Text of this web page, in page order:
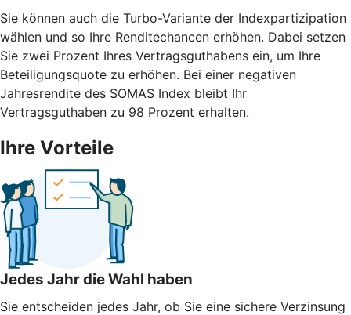
Sie können auch die Turbo-Variante der Indexpartizipation
wählen und so Ihre Renditechancen erhöhen. Dabei setzen
Sie zwei Prozent Ihres Vertragsguthabens ein, um Ihre
Beteiligungsquote zu erhöhen. Bei einer negativen
Jahresrendite des SOMAS Index bleibt Ihr
Vertragsguthaben zu 98 Prozent erhalten.
Ihre Vorteile
Jedes Jahr die Wahl haben
Sie entscheiden jedes Jahr, ob Sie eine sichere Verzinsung